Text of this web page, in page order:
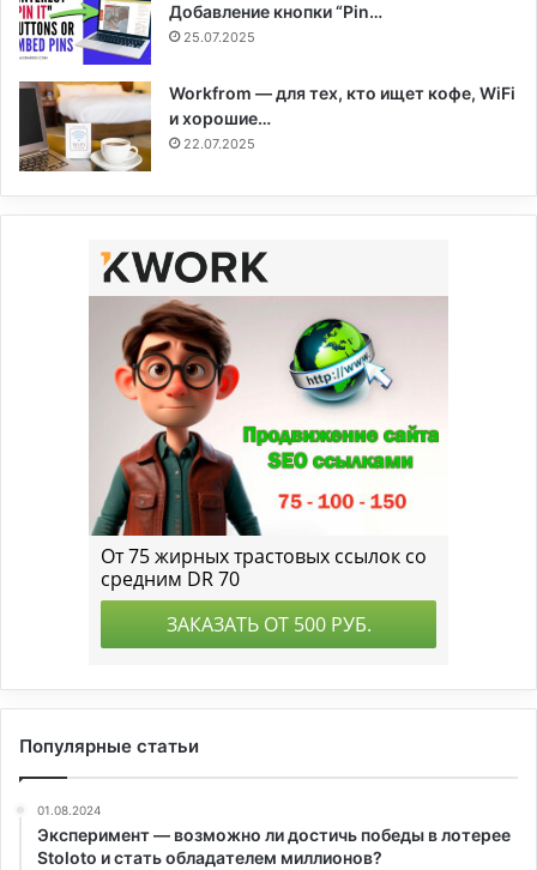
Добавление кнопки “Pin…
25.07.2025
Workfrom — для тех, кто ищет кофе, WiFi
и хорошие…
22.07.2025
Популярные статьи
01.08.2024
Эксперимент — возможно ли достичь победы в лотерее
Stoloto и стать обладателем миллионов?